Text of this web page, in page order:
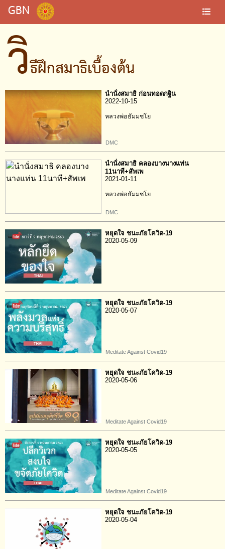
GBN
วิธีฝึกสมาธิเบื้องต้น
นำนั่งสมาธิ ก่อนทอดกฐิน
2022-10-15
หลวงพ่อธัมมชโย
DMC
นำนั่งสมาธิ คลองบางนางแท่น
11นาที+สัพเพ
2021-01-11
หลวงพ่อธัมมชโย
DMC
หยุดใจ ชนะภัยโควิด-19
2020-05-09
หยุดใจ ชนะภัยโควิด-19
2020-05-07
Meditate Against Covid19
หยุดใจ ชนะภัยโควิด-19
2020-05-06
Meditate Against Covid19
หยุดใจ ชนะภัยโควิด-19
2020-05-05
Meditate Against Covid19
หยุดใจ ชนะภัยโควิด-19
2020-05-04